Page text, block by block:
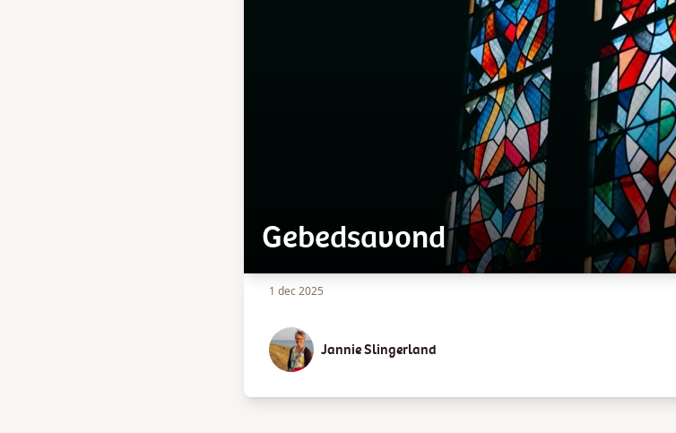
Gebedsavond
1 dec 2025
Jannie Slingerland